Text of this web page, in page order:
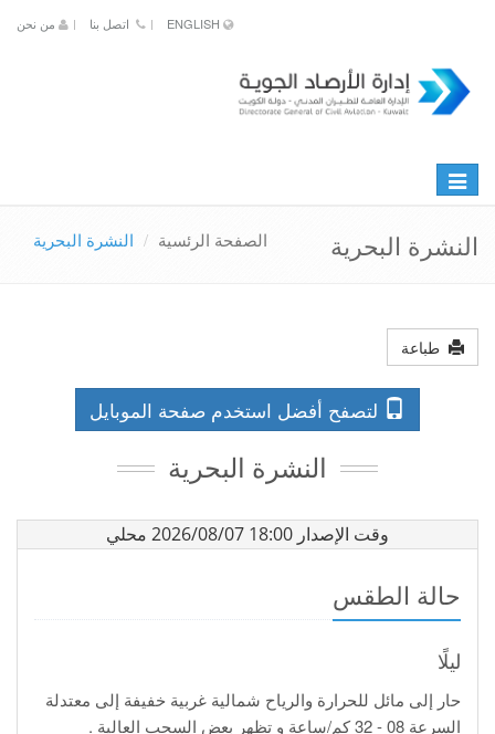
اتصل بنا من نحن
Toggle
الصفحة الرئسية
النشرة البحرية النشرة البحرية
طباعة
لتصفح أفضل استخدم صفحة الموبايل
النشرة البحرية
وقت الإصدار 18:00 2026/08/07 محلي
حالة الطقس
ليلًا
حار إلى مائل للحرارة والرياح شمالية غربية خفيفة إلى معتدلة
السرعة 08 - 32 كم/ساعة و تظهر بعض السحب العالية .